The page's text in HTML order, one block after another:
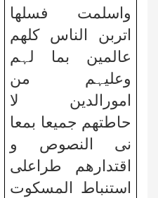
واسلمت فسلھا
اتربن الناس کلھم
عالمین بما لہم
وعلیہم من
امورالدین لا
حاطتھم جمیعا بمعا
نی النصوص و
اقتدارھم طراعلی
استنباط المسکوت